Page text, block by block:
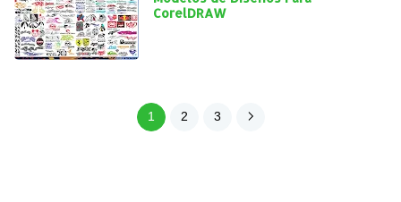
CorelDRAW
1 2 3